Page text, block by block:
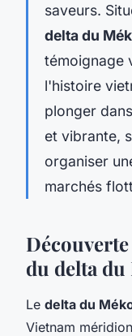
saveurs.
delta du
témoignage
l'histoire
plonger
et vibrante,
organiser
marchés
du delta
Le delta du
Vietnam